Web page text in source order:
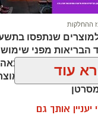
ההחלקות
שנתפסו
מפני
מהמוצרים
שיער,עוד
יעניין אותך גם